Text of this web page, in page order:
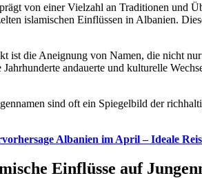
von einer Vielzahl an Traditionen und
islamischen Einflüssen in Albanien.
ist die Aneignung von Namen, die nicht
Jahrhunderte andauerte und kulturelle
sind oft ein Spiegelbild der
Albanien im April – Ideale
Einflüsse auf